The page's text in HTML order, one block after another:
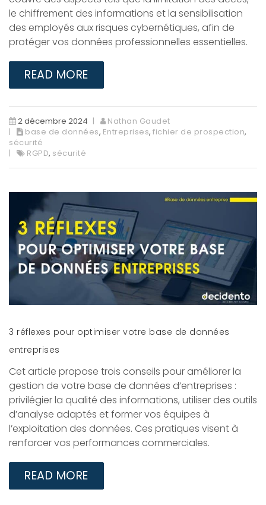
le chiffrement des informations et la sensibilisation
des employés aux risques cybernétiques, afin de
protéger vos données professionnelles essentielles.
READ MORE
2 décembre 2024
Nathan Gaudet
base de données, Entreprises, fichier de prospection,
sécurité
RGPD, sécurité
3 réflexes pour optimiser votre base de données
entreprises
Cet article propose trois conseils pour améliorer la
gestion de votre base de données d’entreprises :
privilégier la qualité des informations, utiliser des outils
d’analyse adaptés et former vos équipes à
l’exploitation des données. Ces pratiques visent à
renforcer vos performances commerciales.
READ MORE